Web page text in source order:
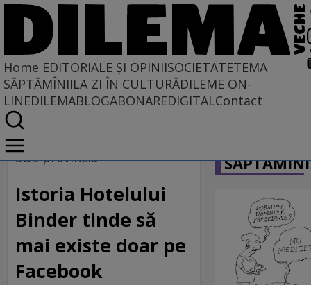
Home EDITORIALE ȘI OPINIISOCIETATETEMA
SĂPTĂMÎNIILA ZI ÎN CULTURĂDILEME ON-
LINEDILEMABLOGABONAREDIGITALContact
Home
EDITORIALE ȘI OPINII
BORDEIE ȘI OBICEIE
SOS provincia
Istoria Hotelului
Binder tinde să
mai existe doar pe
Facebook